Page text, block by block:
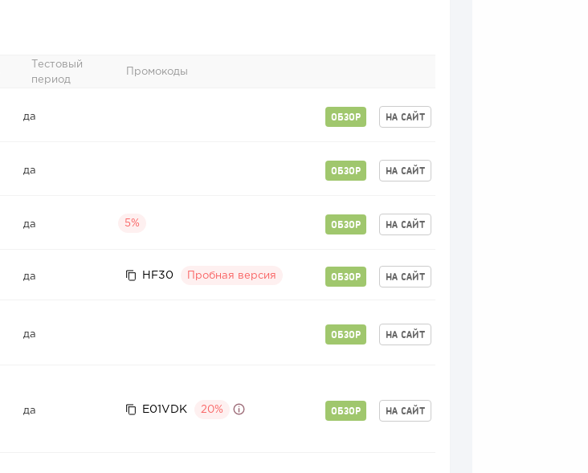
Тестовый
период
Промокоды
да ОБЗОР НА САЙТ
да ОБЗОР НА САЙТ
да 5% ОБЗОР НА САЙТ
да HF30 Пробная версия ОБЗОР НА САЙТ
да ОБЗОР НА САЙТ
да E01VDK 20% ОБЗОР НА САЙТ